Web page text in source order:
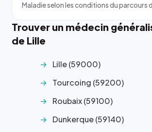
Maladie selon les conditions du parcours
Trouver un médecin
de Lille
Lille (59000)
Tourcoing (59200)
Roubaix (59100)
Dunkerque (59140)